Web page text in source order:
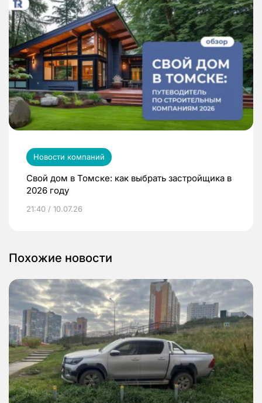
Новости компаний
Свой дом в Томске: как выбрать застройщика в
2026 году
21:40 / 10.07.26
Похожие новости